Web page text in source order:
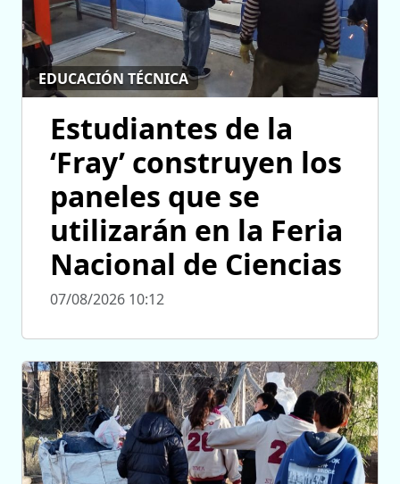
EDUCACIÓN TÉCNICA
Estudiantes de la
‘Fray’ construyen los
paneles que se
utilizarán en la Feria
Nacional de Ciencias
07/08/2026 10:12